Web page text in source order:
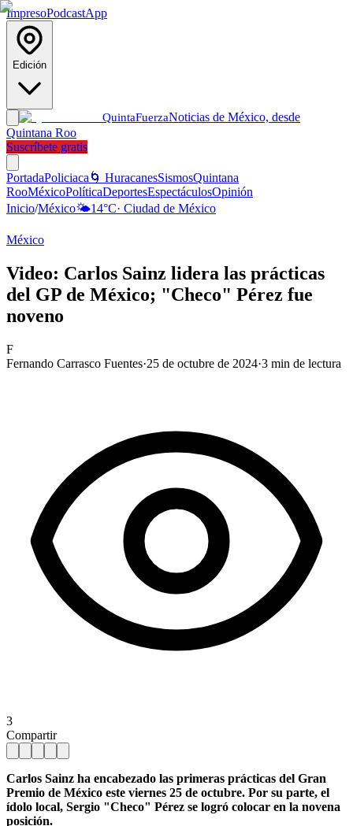
ImpresoPodcastApp
Edición
QuintaFuerzaNoticias de México, desde
Quintana Roo
Suscríbete gratis
PortadaPoliciaca 🌀 HuracanesSismosQuintana
RooMéxicoPolíticaDeportesEspectáculosOpinión
Inicio/México🌤️14°C· Ciudad de México
México
Video: Carlos Sainz lidera las prácticas
del GP de México; "Checo" Pérez fue
noveno
F
Fernando Carrasco Fuentes·25 de octubre de 2024·3 min de lectura
3
Compartir
Carlos Sainz ha encabezado las primeras prácticas del Gran
Premio de México este viernes 25 de octubre. Por su parte, el
ídolo local, Sergio "Checo" Pérez se logró colocar en la novena
posición.